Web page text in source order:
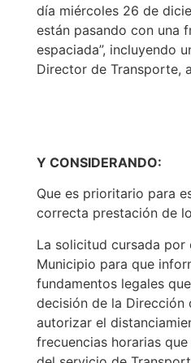
día miércoles 26 de
están pasando con una
espaciada”, incluyendo
Director de Transporte,
Y CONSIDERANDO:
Que es prioritario para
correcta prestación de
La solicitud cursada por
Municipio para que
fundamentos legales
decisión de la Dirección
autorizar el
frecuencias horarias